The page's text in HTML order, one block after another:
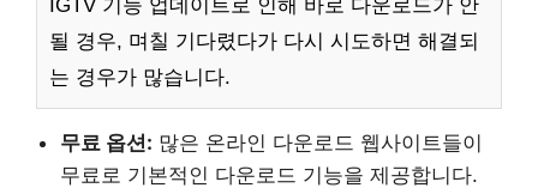
IGTV 기능 업데이트로 인해 바로 다운로드가 안
될 경우, 며칠 기다렸다가 다시 시도하면 해결되
는 경우가 많습니다.
무료 옵션: 많은 온라인 다운로드 웹사이트들이
무료로 기본적인 다운로드 기능을 제공합니다.